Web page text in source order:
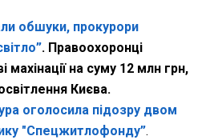
обшуки, прокурори
. Правоохоронці
махінації на суму 12 млн грн,
Києва.
оголосила підозру двом
"Спецжитлофонду”.